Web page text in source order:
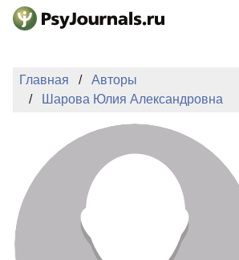
Перейти к основному содержанию
АВТОРЫ
ПОДАТЬ РУКОПИСЬ
БАЗА ЗНАНИЙ
КЛЮЧЕВЫЕ СЛОВА
Регистрация
Главная
Авторы
Шарова Юлия Александровна